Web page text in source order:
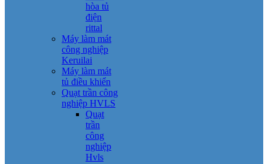
hòa tủ
điện
rittal
Máy làm mát
công nghiệp
Keruilai
Máy làm mát
tủ điều khiển
Quạt trần công
nghiệp HVLS
Quạt
trần
công
nghiệp
Hvls